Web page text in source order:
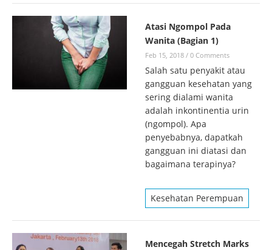
Atasi Ngompol Pada
Wanita (Bagian 1)
Feb 15, 2018 / 0 Comments
Salah satu penyakit atau
gangguan kesehatan yang
sering dialami wanita
adalah inkontinentia urin
(ngompol). Apa
penyebabnya, dapatkah
gangguan ini diatasi dan
bagaimana terapinya?
Kesehatan Perempuan
Mencegah Stretch Marks